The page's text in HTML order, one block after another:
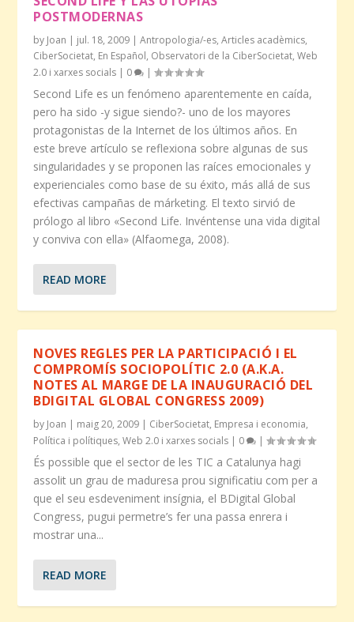
POSTMODERNAS
by Joan | jul. 18, 2009 |Antropologia/-es,Articles acadèmics,
CiberSocietat, En Español, Observatori de la CiberSocietat,Web
2.0 i xarxes socials | 0 |
Second Life es un fenómeno aparentemente en caída,
pero ha sido -y sigue siendo?- uno de los mayores
protagonistas de la Internet de los últimos años. En
este breve artículo se reflexiona sobre algunas de sus
singularidades y se proponen las raíces emocionales y
experienciales como base de su éxito, más allá de sus
efectivas campañas de márketing. El texto sirvió de
prólogo al libro «Second Life. Invéntense una vida digital
y conviva con ella» (Alfaomega, 2008).
READ MORE
NOVES REGLES PER LA PARTICIPACIÓ I EL
COMPROMÍS SOCIOPOLÍTIC 2.0 (A.K.A.
NOTES AL MARGE DE LA INAUGURACIÓ DEL
BDIGITAL GLOBAL CONGRESS 2009)
by Joan | maig 20, 2009 | CiberSocietat, Empresa i economia,
Política i polítiques,Web 2.0 i xarxes socials | 0 |
És possible que el sector de les TIC a Catalunya hagi
assolit un grau de maduresa prou significatiu com per a
que el seu esdeveniment insígnia, el BDigital Global
Congress, pugui permetre’s fer una passa enrera i
mostrar una...
READ MORE